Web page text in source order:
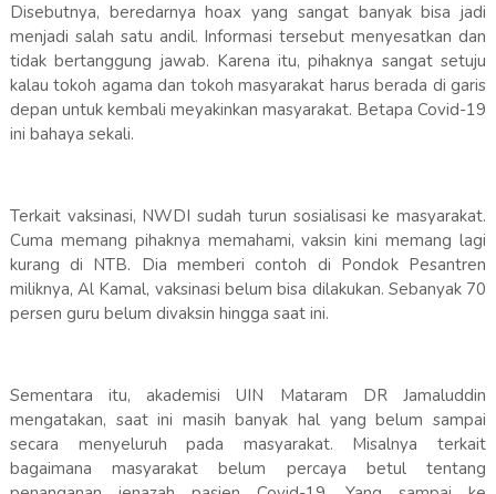
Disebutnya, beredarnya hoax yang sangat banyak bisa jadi
menjadi salah satu andil. Informasi tersebut menyesatkan dan
tidak bertanggung jawab. Karena itu, pihaknya sangat setuju
kalau tokoh agama dan tokoh masyarakat harus berada di garis
depan untuk kembali meyakinkan masyarakat. Betapa Covid-19
ini bahaya sekali.
Terkait vaksinasi, NWDI sudah turun sosialisasi ke masyarakat.
Cuma memang pihaknya memahami, vaksin kini memang lagi
kurang di NTB. Dia memberi contoh di Pondok Pesantren
miliknya, Al Kamal, vaksinasi belum bisa dilakukan. Sebanyak 70
persen guru belum divaksin hingga saat ini.
Sementara itu, akademisi UIN Mataram DR Jamaluddin
mengatakan, saat ini masih banyak hal yang belum sampai
secara menyeluruh pada masyarakat. Misalnya terkait
bagaimana masyarakat belum percaya betul tentang